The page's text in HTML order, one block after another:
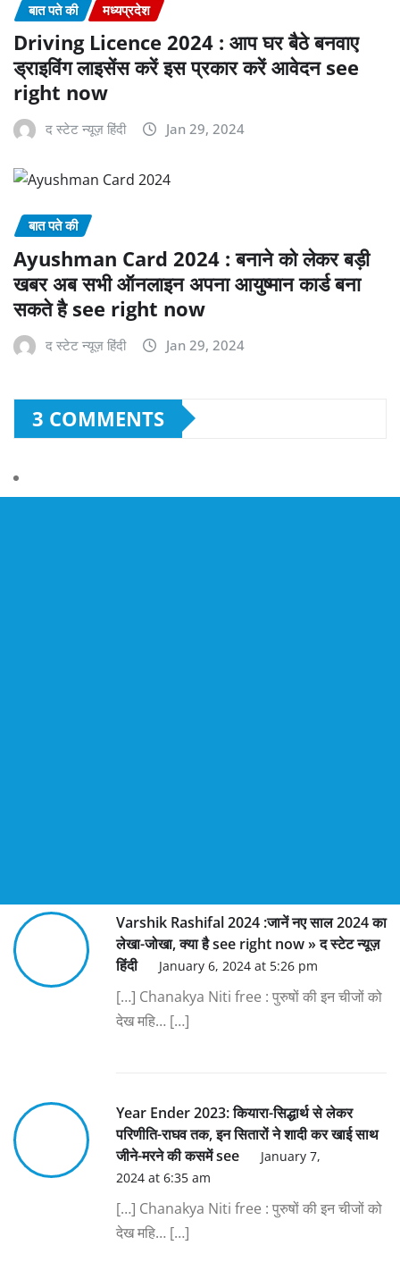
बात पते की मध्यप्रदेश
Driving Licence 2024 : आप घर बैठे बनवाए
ड्राइविंग लाइसेंस करें इस प्रकार करें आवेदन see
right now
द स्टेट न्यूज़ हिंदी Jan 29, 2024
बात पते की
Ayushman Card 2024 : बनाने को लेकर बड़ी
खबर अब सभी ऑनलाइन अपना आयुष्मान कार्ड बना
सकते है see right now
द स्टेट न्यूज़ हिंदी Jan 29, 2024
3 COMMENTS
Varshik Rashifal 2024 :जानें नए साल 2024 का
लेखा-जोखा, क्या है see right now » द स्टेट न्यूज़
हिंदी
January 6, 2024 at 5:26 pm
[…] Chanakya Niti free : पुरुषों की इन चीजों को
देख महि… […]
Year Ender 2023: कियारा-सिद्धार्थ से लेकर
परिणीति-राघव तक, इन सितारों ने शादी कर खाई साथ
जीने-मरने की कसमें see
January 7,
2024 at 6:35 am
[…] Chanakya Niti free : पुरुषों की इन चीजों को
देख महि… […]